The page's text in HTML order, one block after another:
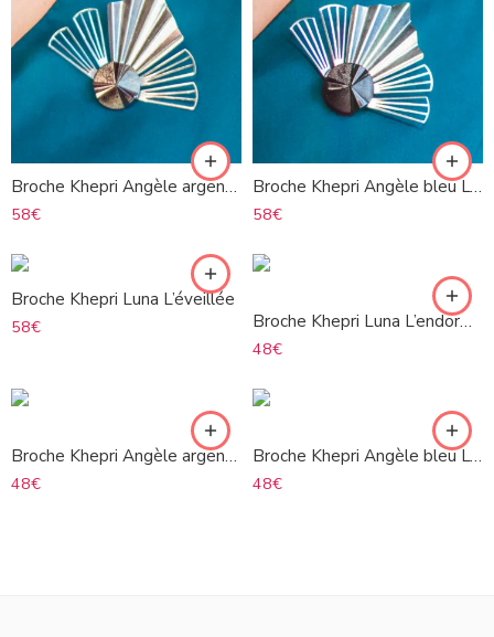
Broche Khepri Angèle argenté L’éveillée
58€
Broche Khepri Angèle bleu L’éveillée
58€
Broche Khepri Luna L’éveillée
58€
Broche Khepri Luna L’endormie
48€
Broche Khepri Angèle argenté L’endormie
48€
Broche Khepri Angèle bleu L’endormie
48€